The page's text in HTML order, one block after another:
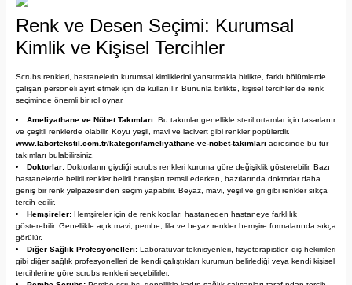
Renk ve Desen Seçimi: Kurumsal
Kimlik ve Kişisel Tercihler
Scrubs renkleri, hastanelerin kurumsal kimliklerini yansıtmakla birlikte, farklı bölümlerde
çalışan personeli ayırt etmek için de kullanılır. Bununla birlikte, kişisel tercihler de renk
seçiminde önemli bir rol oynar.
Ameliyathane ve Nöbet Takımları: Bu takımlar genellikle steril ortamlar için tasarlanır
ve çeşitli renklerde olabilir. Koyu yeşil, mavi ve lacivert gibi renkler popülerdir.
www.labortekstil.com .tr/kategori/ameliyathane-ve-nobet-takimlari adresinde bu tür
takımları bulabilirsiniz.
Doktorlar: Doktorların giydiği scrubs renkleri kuruma göre değişiklik gösterebilir. Bazı
hastanelerde belirli renkler belirli branşları temsil ederken, bazılarında doktorlar daha
geniş bir renk yelpazesinden seçim yapabilir. Beyaz, mavi, yeşil ve gri gibi renkler sıkça
tercih edilir.
Hemşireler: Hemşireler için de renk kodları hastaneden hastaneye farklılık
gösterebilir. Genellikle açık mavi, pembe, lila ve beyaz renkler hemşire formalarında sıkça
görülür.
Diğer Sağlık Profesyonelleri: Laboratuvar teknisyenleri, fizyoterapistler, diş hekimleri
gibi diğer sağlık profesyonelleri de kendi çalıştıkları kurumun belirlediği veya kendi kişisel
tercihlerine göre scrubs renkleri seçebilirler.